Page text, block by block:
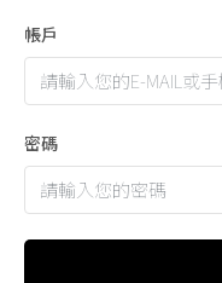
帳戶
密碼